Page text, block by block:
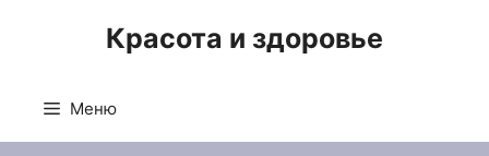
Красота и здоровье
Меню